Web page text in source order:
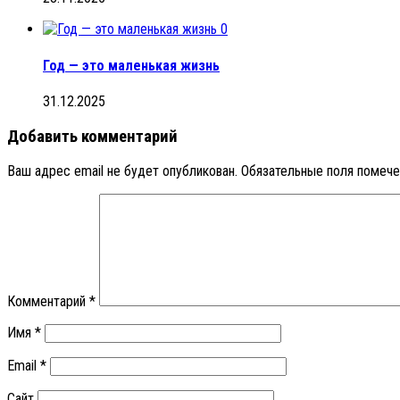
0
Год — это маленькая жизнь
31.12.2025
Добавить комментарий
Ваш адрес email не будет опубликован. Обязательные поля
Комментарий *
Имя *
Email *